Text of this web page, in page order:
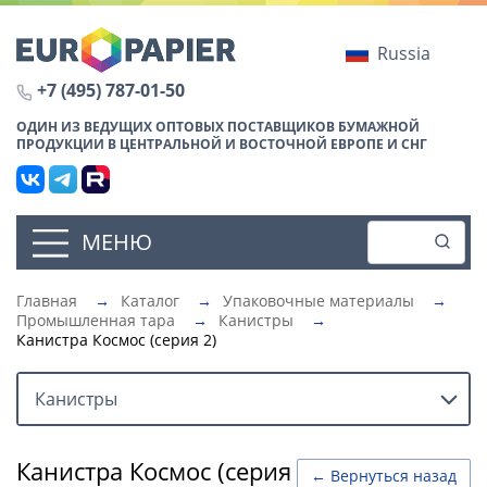
Russia
+7 (495) 787-01-50
ОДИН ИЗ ВЕДУЩИХ ОПТОВЫХ ПОСТАВЩИКОВ БУМАЖНОЙ
ПРОДУКЦИИ В ЦЕНТРАЛЬНОЙ И ВОСТОЧНОЙ ЕВРОПЕ И СНГ
МЕНЮ
Главная → Каталог → Упаковочные материалы
→
Промышленная тара
→ Канистры
→
Канистра Космос (серия 2)
Канистры
← Вернуться назад
Канистра Космос (серия